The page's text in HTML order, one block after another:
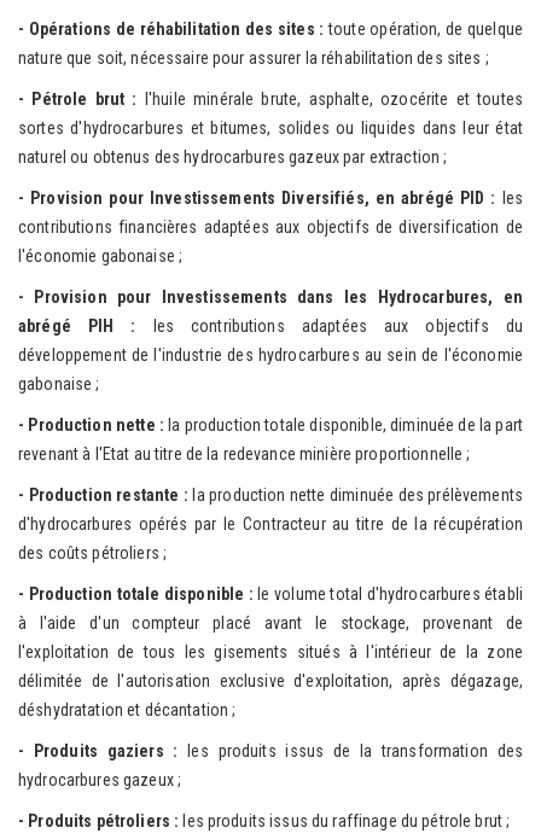
- Opérations de réhabilitation des sites :toute opération, de quelque
nature que soit, nécessaire pour assurer la réhabilitation des sites ;
- Pétrole brut :
l'huile minérale brute, asphalte, ozocérite et toutes
sortes d'hydrocarbures et bitumes, solides ou liquides dans leur état
naturel ou obtenus des hydrocarbures gazeux par extraction ;
- Provision pour Investissements Diversifiés, en abrégé PID :
les
contributions financières adaptées aux objectifs de diversification de
l'économie gabonaise ;
- Provision pour Investissements dans les Hydrocarbures, en
abrégé PIH :
les contributions adaptées aux objectifs du
développement de l'industrie des hydrocarbures au sein de l'économie
gabonaise ;
- Prod uction nette : la production totale disponible, diminuée de la part
revenant à l'Etat au titre de la redevance minière proportionnelle ;
- Production restante : la production nette diminuée des prélèvements
d'hydrocarbures opérés par le Contracteur au titre de la récupération
des coûts pétroliers ;
- Production totale disponible : le volume total d'hydrocarbures établi
à l'aide d'un compteur placé avant le stockage, provenant de
l'exploitation de tous les gisements situés à l'intérieur de la zone
délimitée de l'autorisation exclusive d'exploitation, après dégazage,
déshydratation et décantation ;
- Produits gaziers :
les produits issus de la transformation des
hydrocarbures gazeux ;
- Produits pétroliers : les produits issus du raffinage du pétrole brut ;